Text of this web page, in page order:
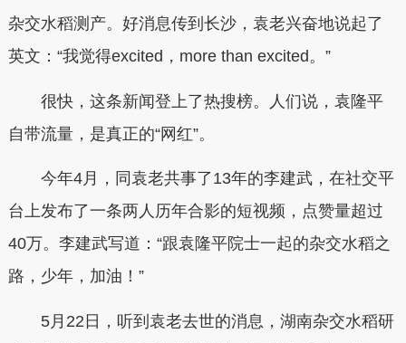
杂交水稻测产。好消息传到长沙，袁老兴奋地说起了
英文：“我觉得excited，more than excited。”
很快，这条新闻登上了热搜榜。人们说，袁隆平
自带流量，是真正的“网红”。
今年4月，同袁老共事了13年的李建武，在社交平
台上发布了一条两人历年合影的短视频，点赞量超过
40万。李建武写道：“跟袁隆平院士一起的杂交水稻之
路，少年，加油！”
5月22日，听到袁老去世的消息，湖南杂交水稻研